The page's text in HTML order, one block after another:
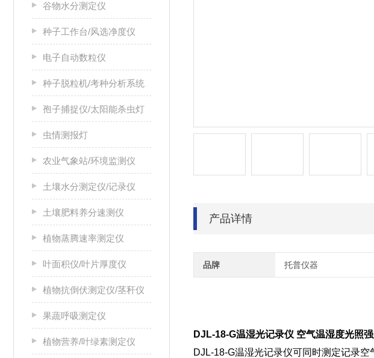
谷物水分测定仪
种子工作台/风选净度仪
电子自动数粒仪
种子脱粒机/考种分析系统
孢子捕捉仪/太阳能杀虫灯
虫情测报灯
农业气象站/环境监测仪
土壤水分测定仪/记录仪
土壤肥料养分速测仪
植物蒸腾速率测定仪
叶面积仪/叶片厚度仪
植物抗倒伏测定仪/茎秆仪
果蔬呼吸测定仪
植物营养/叶绿素测定仪
产品详情
品牌 托普仪器
DJL-18-G温湿光记录仪 空气温湿度光照
DJL-18-G温湿光记录仪可同时测定记录